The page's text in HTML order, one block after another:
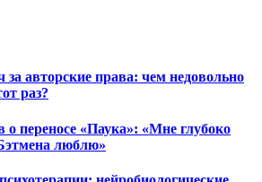
за авторские права: чем недовольно
раз?
о переносе «Паука»: «Мне глубоко
люблю»